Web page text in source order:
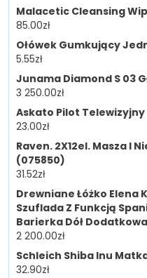
Malacetic Cleansing
85.00zł
Ołówek Gumkujący
5.55zł
Junama Diamond S 03
3 250.00zł
Askato Pilot
23.00zł
Raven. 2X12el. Masza I
(075850)
31.52zł
Drewniane Łóżko Elena
Szuflada Z Funkcją
Barierka Dół
2 200.00zł
Schleich Shiba Inu
32.90zł